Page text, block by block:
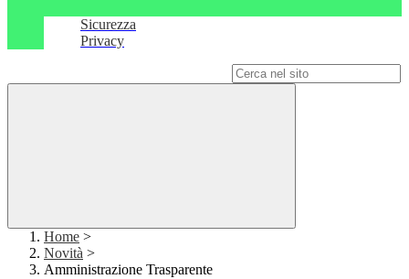
Sicurezza
Privacy
Home >
Novità >
Amministrazione Trasparente